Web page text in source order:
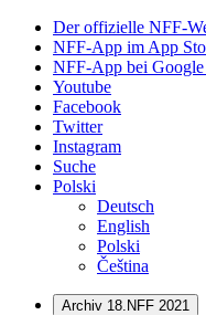
Der offizielle NFF-
NFF-App im App
NFF-App bei
Youtube
Facebook
Twitter
Instagram
Suche
Polski
Deutsch
English
Polski
Čeština
Archiv 18.NFF 2021